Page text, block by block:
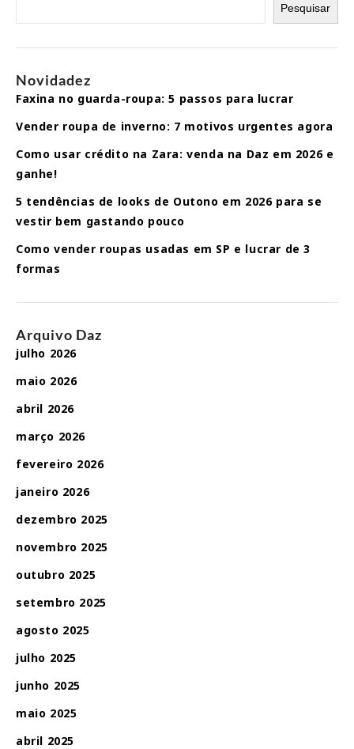
Pesquisar
Novidadez
Faxina no guarda-roupa: 5 passos para lucrar
Vender roupa de inverno: 7 motivos urgentes agora
Como usar crédito na Zara: venda na Daz em 2026 e
ganhe!
5 tendências de looks de Outono em 2026 para se
vestir bem gastando pouco
Como vender roupas usadas em SP e lucrar de 3
formas
Arquivo Daz
julho 2026
maio 2026
abril 2026
março 2026
fevereiro 2026
janeiro 2026
dezembro 2025
novembro 2025
outubro 2025
setembro 2025
agosto 2025
julho 2025
junho 2025
maio 2025
abril 2025